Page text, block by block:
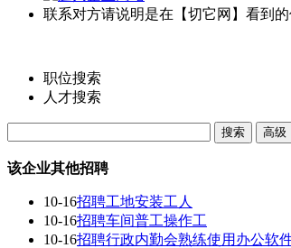
联系对方请说明是在【切它网】看到
职位搜索
人才搜索
该企业其他招聘
10-16招聘工地安装工人
10-16招聘车间普工操作工
10-16招聘行政内勤会熟练使用办公软